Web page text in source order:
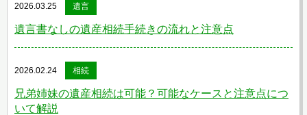
2026.03.25 遺言
遺言書なしの遺産相続手続きの流れと注意点
2026.02.24 相続
兄弟姉妹の遺産相続は可能？可能なケースと注意点につ
いて解説